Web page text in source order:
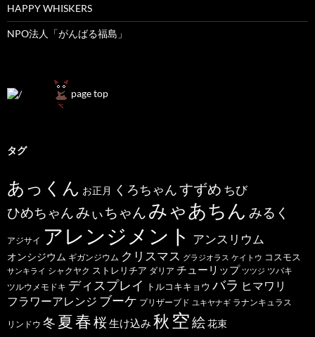
HAPPY WHISKERS
NPO法人「がんばる福島」
page top
タグ
あっくん お正月 くろちゃんすずめ ちび
ひめちゃんみぃちゃん みゃあちん みるく
アジサイ アレンジメント アンスリウム
オンシジウム ギガンジウム クリスマス グラジオラス ケイトウ コスモス
サンキライ シャクヤク ストレリチア ダリア チューリップ ツツジ ツバキ
ツルウメモドキ ディスプレイ トルコキキョウ バラ ヒマワリ
フラワーアレンジ ブーケ プリザーブド ユキヤナギ ラナンキュラス
リンドウ 冬 夏春桜生け込み 秋 空絵花束